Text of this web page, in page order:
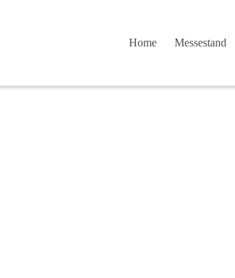
Home
Messestand